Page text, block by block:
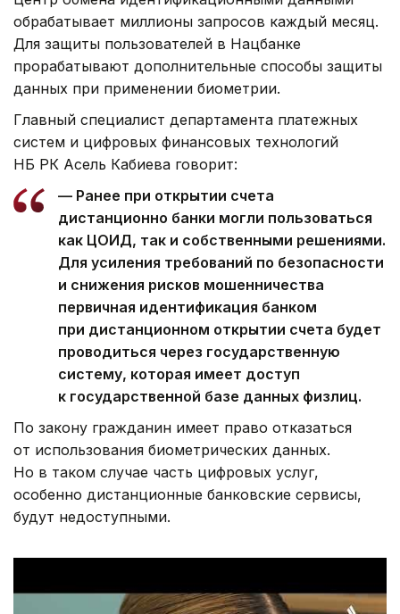
обрабатывает миллионы запросов каждый месяц.
Для защиты пользователей в Нацбанке
прорабатывают дополнительные способы защиты
данных при применении биометрии.
Главный специалист департамента платежных
систем и цифровых финансовых технологий
НБ РК Асель Кабиева говорит:
— Ранее при открытии счета
дистанционно банки могли пользоваться
как ЦОИД, так и собственными решениями.
Для усиления требований по безопасности
и снижения рисков мошенничества
первичная идентификация банком
при дистанционном открытии счета будет
проводиться через государственную
систему, которая имеет доступ
к государственной базе данных физлиц.
По закону гражданин имеет право отказаться
от использования биометрических данных.
Но в таком случае часть цифровых услуг,
особенно дистанционные банковские сервисы,
будут недоступными.